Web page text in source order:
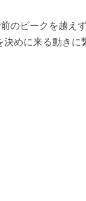
のピークを越え
めに来る動き